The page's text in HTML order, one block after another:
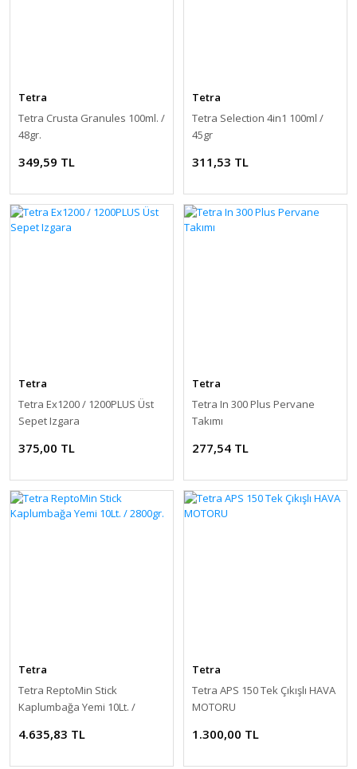
Tetra
Tetra Crusta Granules 100ml. /
48gr.
349,59 TL
Tetra
Tetra Selection 4in1 100ml /
45gr
311,53 TL
Tetra
Tetra Ex1200 / 1200PLUS Üst
Sepet Izgara
375,00 TL
Tetra
Tetra In 300 Plus Pervane
Takımı
277,54 TL
Tetra
Tetra ReptoMin Stick
Kaplumbağa Yemi 10Lt. /
4.635,83 TL
Tetra
Tetra APS 150 Tek Çıkışlı HAVA
MOTORU
1.300,00 TL